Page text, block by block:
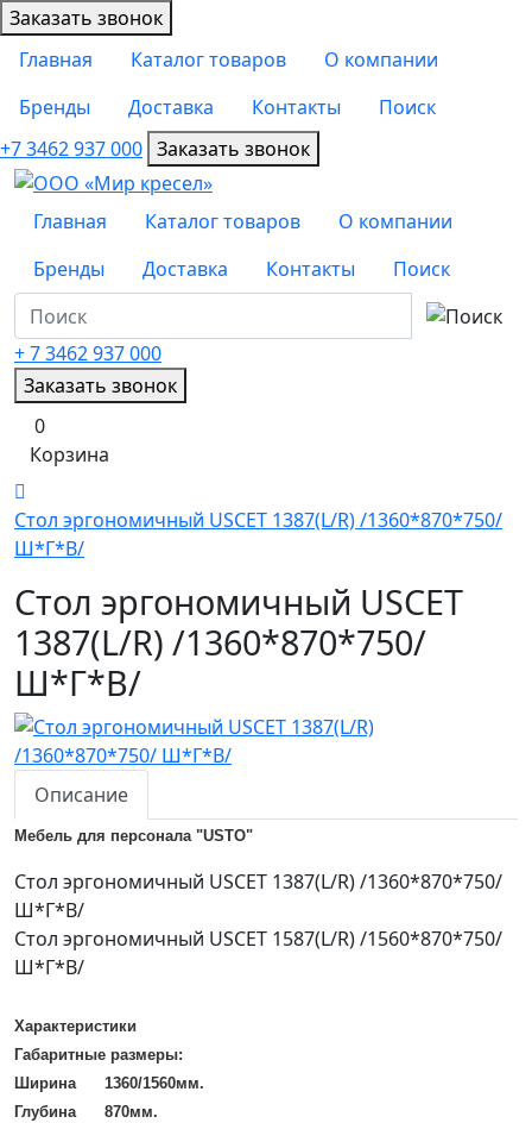
Заказать звонок
Главная
Каталог товаров
О компании
Бренды
Доставка Контакты
Поиск
+7 3462 937 000 Заказать звонок
Главная Каталог товаров
О компании
Бренды
Доставка Контакты Поиск
+ 7 3462937 000
Заказать звонок
0
Корзина
Стол эргономичный USCET 1387(L/R) /1360*870*750/
Ш*Г*В/
Стол эргономичный USCET
1387(L/R) /1360*870*750/
Ш*Г*В/
Описание
Мебель для персонала "USTO"
Стол эргономичный USCET 1387(L/R) /1360*870*750/
Ш*Г*В/
Стол эргономичный USCET 1587(L/R) /1560*870*750/
Ш*Г*В/
Характеристики
Габаритные размеры:
Ширина
1360/1560мм.
Глубина
870мм.